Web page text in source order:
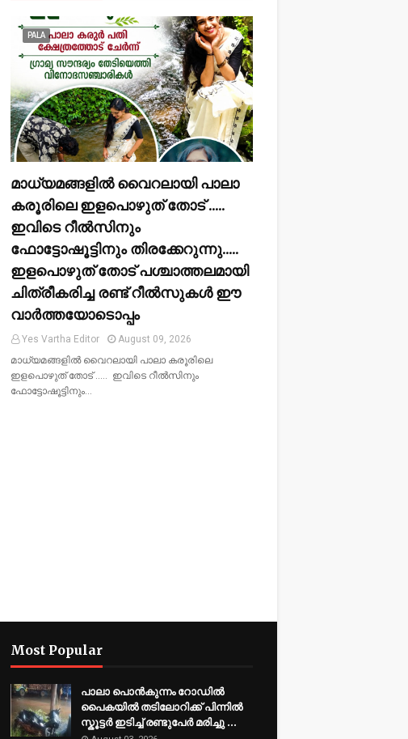
PALA
മാധ്യമങ്ങളിൽ വൈറലായി പാലാ
കരൂരിലെ ഇളപൊഴുത് തോട് .....
ഇവിടെ റീൽസിനും
ഫോട്ടോഷൂട്ടിനും തിരക്കേറുന്നു.....
ഇളപൊഴുത് തോട് പശ്ചാത്തലമായി
ചിത്രീകരിച്ച രണ്ട് റീൽസുകൾ ഈ
വാർത്തയോടൊപ്പം
Yes Vartha Editor
August 09, 2026
മാധ്യമങ്ങളിൽ വൈറലായി പാലാ കരൂരിലെ
ഇളപൊഴുത് തോട് ..... ഇവിടെ റീൽസിനും
ഫോട്ടോഷൂട്ടിനും…
Most Popular
പാലാ പൊൻകുന്നം റോഡിൽ
പൈകയിൽ തടിലോറിക്ക് പിന്നിൽ
സ്കൂട്ടർ ഇടിച്ച് രണ്ടുപേർ മരിച്ചു ...